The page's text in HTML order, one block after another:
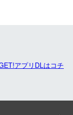
アプリDLはコチ